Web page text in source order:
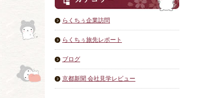
らくちぅ企業訪問
らくちぅ旅先レポート
ブログ
京都新聞 会社見学レビュー